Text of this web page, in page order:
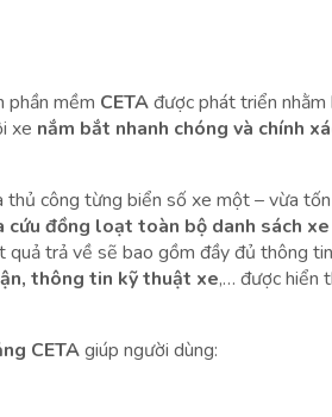
phần mềm CETAđược phát triển nhằm
xe nắm bắt nhanh chóng và chính
thủ công từng biển số xe một – vừa
cứu đồng loạt toàn bộ danh sách
quả trả về sẽ bao gồm đầy đủ thông
thông tin kỹ thuật xe,… được hiển
CETAgiúp người dùng: